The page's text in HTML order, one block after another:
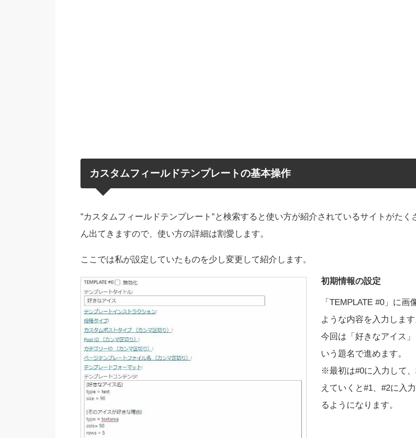
カスタムフィールドテンプレートの基本操作
”カスタムフィールドテンプレート”と検索すると使い方が紹介されているサイトがたく
ん出てきますので、使い方の詳細は割愛します。
ここでは私が設定していたものを少し変更して紹介します。
初期情報の設定
「TEMPLATE #0」に画
ような内容を入力します
今回は「好きなアイス」
いう題名で進めます。
※最初は#0に入力して
えていくと#1、#2に入
るようになります。